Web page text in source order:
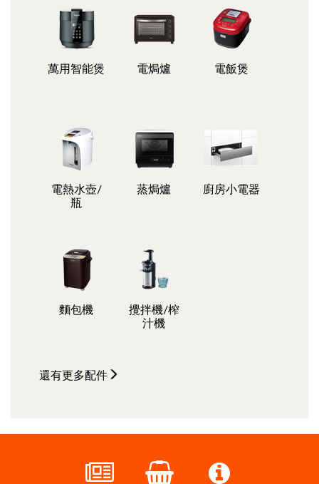
萬用智能煲 電焗爐 電飯煲
電熱水壺/
瓶
蒸焗爐 廚房小電器
麵包機
攪拌機/榨
汁機
還有更多配件